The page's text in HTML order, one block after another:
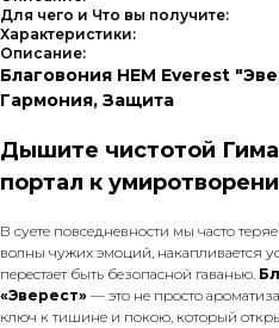
Для чего и Что вы получите:
Характеристики:
Описание:
Благовония HEM Everest
Гармония, Защита
Дышите чистотой
портал к
В суете повседневности мы часто
волны чужих эмоций, накапливается
перестает быть безопасной гаванью.
«Эверест» — это не просто
ключ к тишине и покою, который